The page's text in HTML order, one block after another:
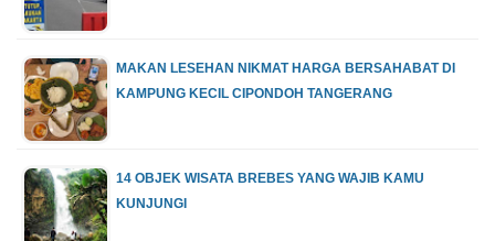
MAKAN LESEHAN NIKMAT HARGA BERSAHABAT DI
KAMPUNG KECIL CIPONDOH TANGERANG
14 OBJEK WISATA BREBES YANG WAJIB KAMU
KUNJUNGI